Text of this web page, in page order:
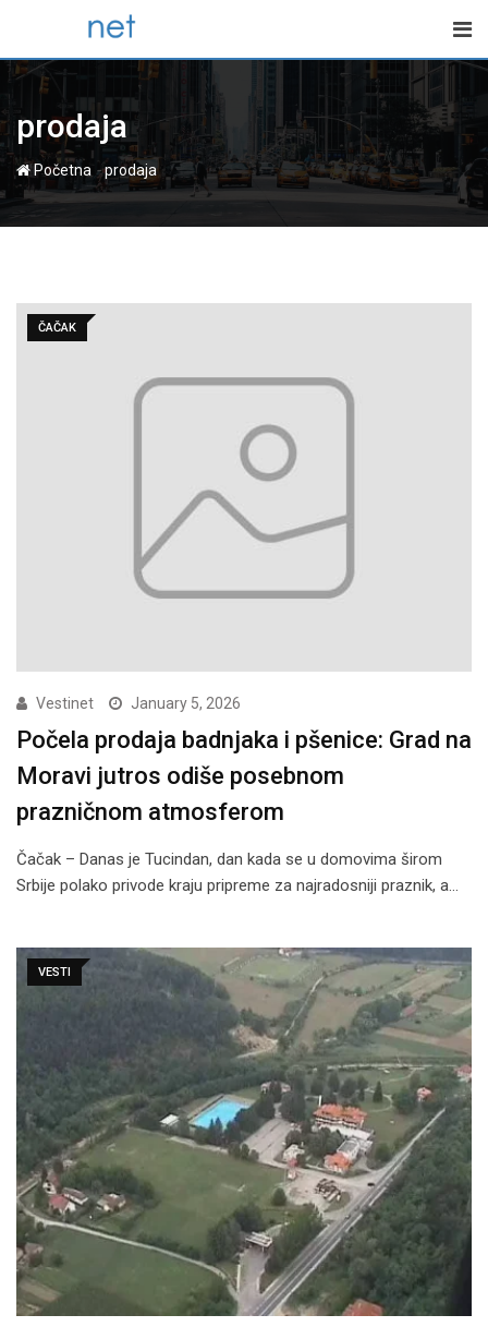
content
prodaja
Početna -prodaja
ČAČAK
Vestinet January 5, 2026
Počela prodaja badnjaka i pšenice: Grad na
Moravi jutros odiše posebnom
prazničnom atmosferom
Čačak – Danas je Tucindan, dan kada se u domovima širom
Srbije polako privode kraju pripreme za najradosniji praznik, a…
VESTI